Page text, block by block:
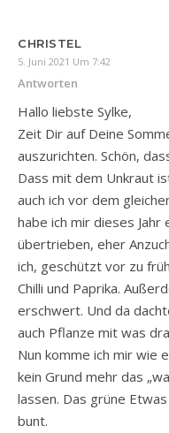
CHRISTEL
5. Juni 2021 Um 7:42
Antworten
Hallo liebste Sylke,
Zeit Dir auf Deine
auszurichten. Schön,
Dass mit dem Unkraut
auch ich vor dem
habe ich mir dieses Jahr
übertrieben, eher
ich, geschützt vor zu
Chilli und Paprika.
erschwert. Und da
auch Pflanze mit was
Nun komme ich mir wie
kein Grund mehr das
lassen. Das grüne
bunt.